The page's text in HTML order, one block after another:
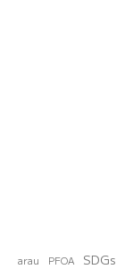
arau PFOA SDGs